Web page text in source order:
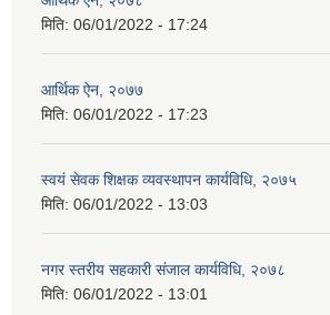
मिति: 06/01/2022 - 17:24
आर्थिक ऐन, २०७७
मिति: 06/01/2022 - 17:23
स्वयं सेवक शिक्षक व्यवस्थापन कार्यविधि, २०७५
मिति: 06/01/2022 - 13:03
नगर स्तरीय सहकारी संजाल कार्यविधि, २०७८
मिति: 06/01/2022 - 13:01